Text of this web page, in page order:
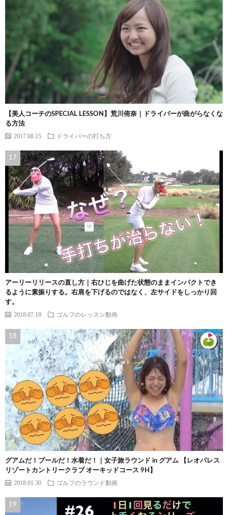
【美人コーチのSPECIAL LESSON】荒川侑奈｜ドライバーが曲がらなくな
る方法
2017.08.15 ドライバーの打ち方
アーリーリリースの直し方｜右ひじを曲げた状態のままインパクトでき
るように素振りする。右肩を下げるのではなく、左サイドをしっかり回
す。
2018.07.18 ゴルフのレッスン動画
グアムだ！プールだ！水着だ！｜女子旅ラウンド in グアム 【レオパレス
リゾートカントリークラブ オーキッドコース 9H】
2018.01.30 ゴルフのラウンド動画